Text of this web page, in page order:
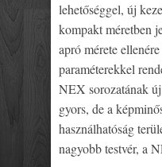
lehetőséggel, új
kompakt méretben
apró mérete
paraméterekkel
NEX sorozatának
gyors, de a
használhatóság
nagyobb testvér, a